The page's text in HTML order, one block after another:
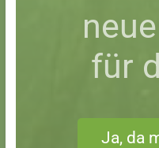
für
Ja, da